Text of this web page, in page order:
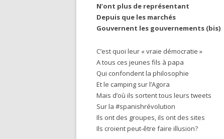
N’ont plus de représentant
Depuis que les marchés
Gouvernent les gouvernements (bis)
C’est quoi leur « vraie démocratie »
A tous ces jeunes fils à papa
Qui confondent la philosophie
Et le camping sur l’Agora
Mais d’où ils sortent tous leurs tweets
Sur la #spanishrévolution
Ils ont des groupes, ils ont des sites
Ils croient peut-être faire illusion?